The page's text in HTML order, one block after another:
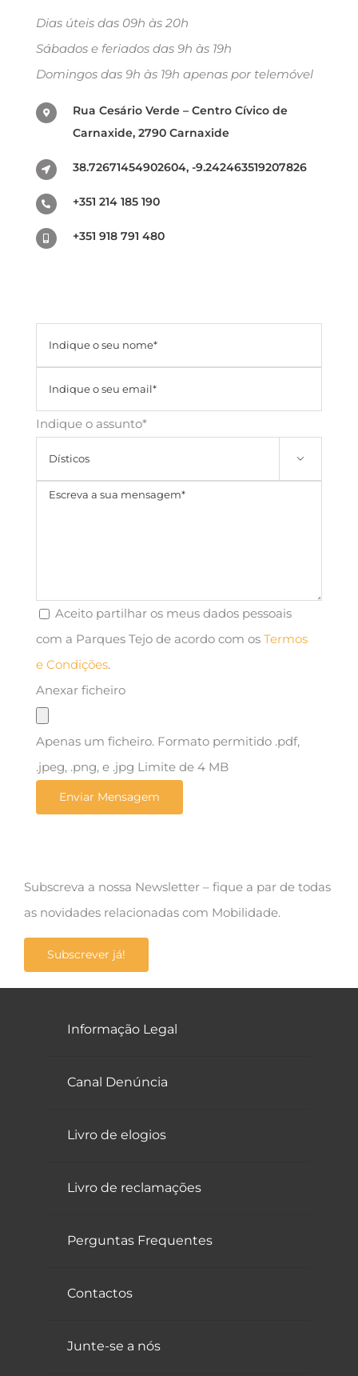
Dias úteis das 09h às 20h
Sábados e feriados das 9h às 19h
Domingos das 9h às 19h apenas por telemóvel
Rua Cesário Verde – Centro Cívico de
Carnaxide, 2790 Carnaxide
38.72671454902604, -9.242463519207826
+351 214 185 190
+351 918 791 480
Indique o assunto*

Aceito partilhar os meus dados pessoais
com a Parques Tejo de acordo com os Termos
e Condições.
Anexar ficheiro
Apenas um ficheiro. Formato permitido .pdf,
.jpeg, .png, e .jpg Limite de 4 MB
Subscreva a nossa Newsletter – fique a par de todas
as novidades relacionadas com Mobilidade.
Subscrever já!
Informação Legal
Canal Denúncia
Livro de elogios
Livro de reclamações
Perguntas Frequentes
Contactos
Junte-se a nós